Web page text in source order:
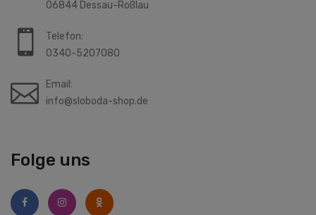
Folge uns
06844 Dessau-Roßlau
Telefon:
0340-5207080
Email:
info@sloboda-shop.de